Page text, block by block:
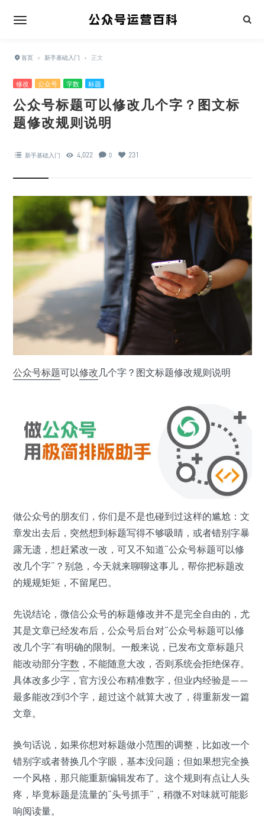
首页 › 新手基础入门 › 正文
修改 公众号 字数 标题
公众号标题可以修改几个字？图文标
题修改规则说明
新手基础入门 4,022 0 231
公众号标题可以修改几个字？图文标题修改规则说明
做公众号的朋友们，你们是不是也碰到过这样的尴尬：文
章发出去后，突然想到标题写得不够吸睛，或者错别字暴
露无遗，想赶紧改一改，可又不知道“公众号标题可以修
改几个字”？别急，今天就来聊聊这事儿，帮你把标题改
的规规矩矩，不留尾巴。
先说结论，微信公众号的标题修改并不是完全自由的，尤
其是文章已经发布后，公众号后台对“公众号标题可以修
改几个字”有明确的限制。一般来说，已发布文章标题只
能改动部分字数 ，不能随意大改，否则系统会拒绝保存。
具体改多少字，官方没公布精准数字，但业内经验是——
最多能改2到3个字，超过这个就算大改了，得重新发一篇
文章。
换句话说，如果你想对标题做小范围的调整，比如改一个
错别字或者替换几个字眼，基本没问题；但如果想完全换
一个风格，那只能重新编辑发布了。这个规则有点让人头
疼，毕竟标题是流量的“头号抓手”，稍微不对味就可能影
响阅读量。